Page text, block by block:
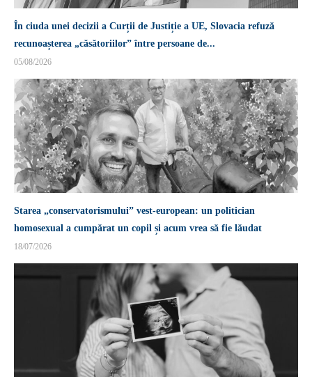
În ciuda unei decizii a Curții de Justiție a UE, Slovacia refuză
recunoașterea „căsătoriilor” între persoane de...
05/08/2026
Starea „conservatorismului” vest-european: un politician
homosexual a cumpărat un copil și acum vrea să fie lăudat
18/07/2026